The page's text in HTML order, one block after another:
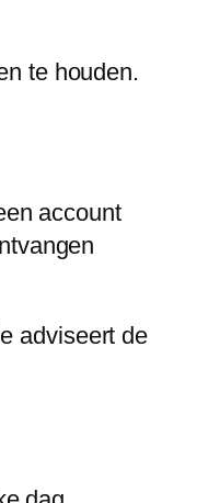
te houden.
account
adviseert de